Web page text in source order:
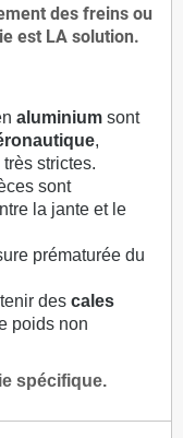
des freins ou
est LA solution.
aluminium sont
,
très strictes.
sont
la jante et le
prématurée du
des cales
poids non
spécifique.